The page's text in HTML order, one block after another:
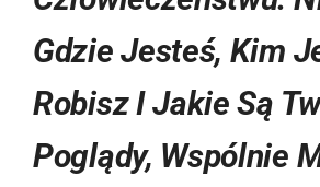
Gdzie Jesteś, Kim
Robisz I Jakie Są
Poglądy, Wspólnie